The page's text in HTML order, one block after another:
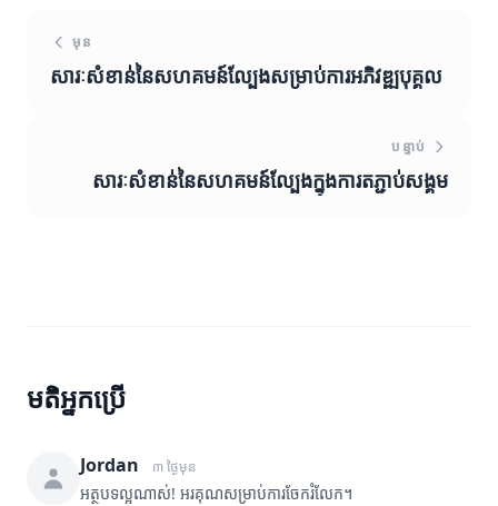
មុន
សារៈសំខាន់នៃសហគមន៍ល្បែងសម្រាប់ការអភិវឌ្ឍបុគ្គល
បន្ទាប់
សារៈសំខាន់នៃសហគមន៍ល្បែងក្នុងការតភ្ជាប់សង្គម
មតិអ្នកប្រើ
Jordan ៣ ថ្ងៃមុន
អត្ថបទល្អណាស់! អរគុណសម្រាប់ការចែករំលែក។